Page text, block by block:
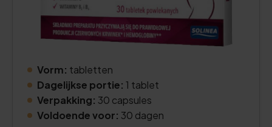
Vorm: tabletten
Dagelijkse portie: 1 tablet
Verpakking: 30 capsules
Voldoende voor: 30 dagen